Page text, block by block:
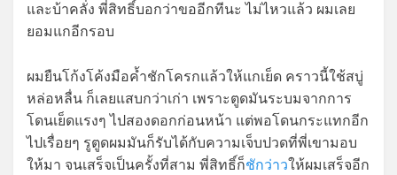
และบ้าคลั่ง พี่สิทธิ์บอกว่าขออีกทีนะ ไม่ไหวแล้ว ผมเลย
ยอมแกอีกรอบ
ผมยืนโก้งโค้งมือค้ำชักโครกแล้วให้แกเย็ด คราวนี้ใช้สบู่
หล่อหลื่น ก็เลยแสบกว่าเก่า เพราะตูดมันระบมจากการ
โดนเย็ดแรงๆ ไปสองดอกก่อนหน้า แต่พอโดนกระแทกอีก
ไปเรื่อยๆ รูตูดผมมันก็รับได้กับความเจ็บปวดที่พี่เขามอบ
ให้มา จนเสร็จเป็นครั้งที่สาม พี่สิทธิ์ก็ชักว่าวให้ผมเสร็จอีก